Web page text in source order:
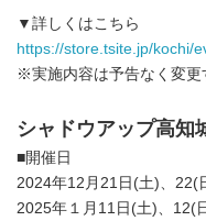
▼詳しくはこちら
https://store.tsite.jp/kochi/
※実施内容は予告なく変更
シャドウアップ高知
■開催日
2024年12月21日(土)、22(
2025年１月11日(土)、12(